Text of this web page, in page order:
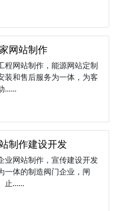
网站制作
程网站制作，能源网站定制
装和售后服务为一体，为客
......
制作建设开发
业网站制作，宣传建设开发
一体的制造阀门企业，闸
止......